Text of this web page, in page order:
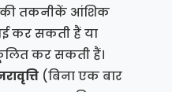
की तकनीकें आंशिक
कर सकती हैं या
कर सकती हैं।
(बिना एक बार